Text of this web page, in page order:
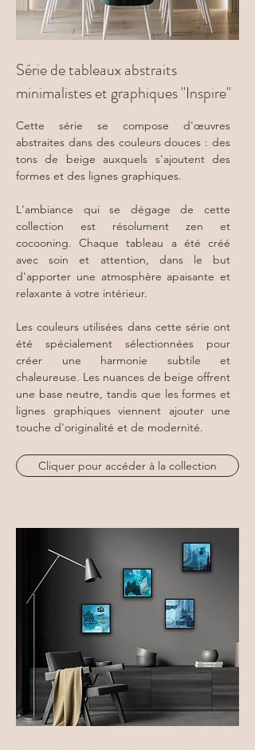
Série de tableaux abstraits
minimalistes et graphiques "Inspire"
Cette série se compose d'œuvres
abstraites dans des couleurs douces : des
tons de beige auxquels s'ajoutent des
formes et des lignes graphiques.
L'ambiance qui se dégage de cette
collection est résolument zen et
cocooning. Chaque tableau a été créé
avec soin et attention, dans le but
d'apporter une atmosphère apaisante et
relaxante à votre intérieur.
Les couleurs utilisées dans cette série ont
été spécialement sélectionnées pour
créer une harmonie subtile et
chaleureuse. Les nuances de beige offrent
une base neutre, tandis que les formes et
lignes graphiques viennent ajouter une
touche d'originalité et de modernité.
Cliquer pour accéder à la collection